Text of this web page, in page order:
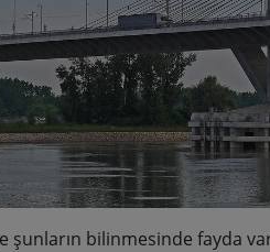
şunların bilinmesinde fayda